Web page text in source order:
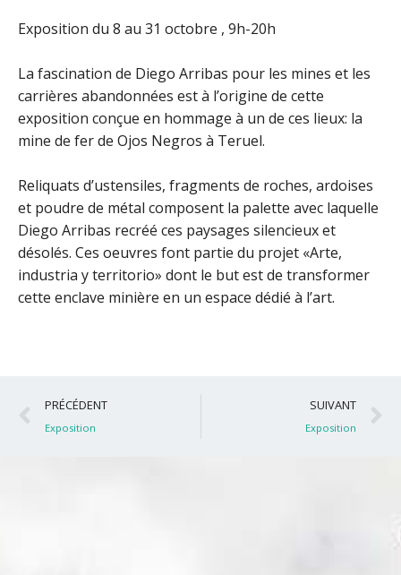
Exposition du 8 au 31 octobre , 9h-20h
La fascination de Diego Arribas pour les mines et les
carrières abandonnées est à l’origine de cette
exposition conçue en hommage à un de ces lieux: la
mine de fer de Ojos Negros à Teruel.
Reliquats d’ustensiles, fragments de roches, ardoises
et poudre de métal composent la palette avec laquelle
Diego Arribas recréé ces paysages silencieux et
désolés. Ces oeuvres font partie du projet «Arte,
industria y territorio» dont le but est de transformer
cette enclave minière en un espace dédié à l’art.
Précédent
PRÉCÉDENT
Exposition
SUIVANT
Exposition